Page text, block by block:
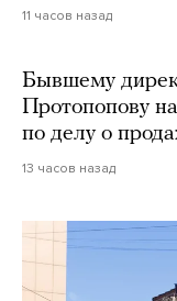
11 часов назад
Бывшему
Протопопову
по делу о
13 часов назад